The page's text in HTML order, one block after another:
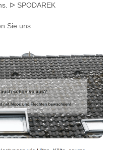
ᐅ SPODAREK
Sie uns